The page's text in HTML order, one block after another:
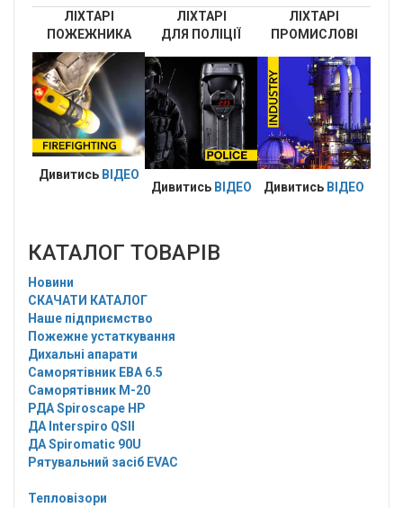
ЛІХТАРІ
ПОЖЕЖНИКА
Дивитись ВІДЕО
ЛІХТАРІ
ДЛЯ ПОЛІЦІЇ
Дивитись ВІДЕО
ЛІХТАРІ
ПРОМИСЛОВІ
Дивитись ВІДЕО
КАТАЛОГ ТОВАРІВ
Новини
СКАЧАТИ КАТАЛОГ
Наше підприємство
Пожежне устаткування
Дихальні апарати
Саморятівник EBA 6.5
Саморятівник M-20
РДА Spiroscape HP
ДА Interspiro QSII
ДА Spiromatic 90U
Рятувальний засіб EVAC
Тепловізори